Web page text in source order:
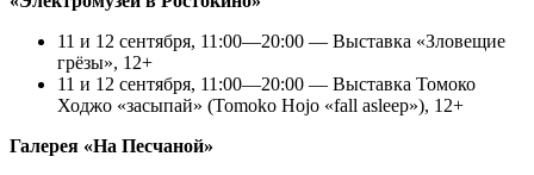
11 и 12 сентября, 11:00—20:00 — Выставка «Зловещие
грёзы», 12+
11 и 12 сентября, 11:00—20:00 — Выставка Томоко
Ходжо «засыпай» (Tomoko Hojo «fall asleep»), 12+
Галерея «На Песчаной»